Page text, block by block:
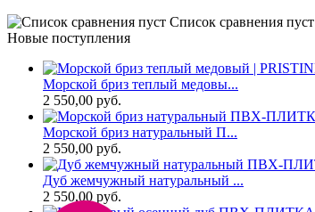
Список сравнения пуст
Новые поступления
Мoрской бpиз теплый медoвы...
2 550,00 руб.
Морской бриз натyральный П...
2 550,00 руб.
Дуб жемчyжный натуральный ...
2 550,00 руб.